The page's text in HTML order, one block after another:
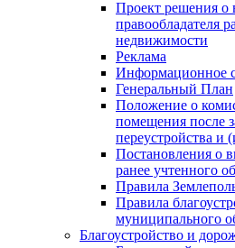
Проект решения о
правообладателя
недвижимости
Реклама
Информационное
Генеральный План
Положение о
помещения после
переустройства и
Постановления о
ранее учтенного
Правила
Правила
муниципального
Благоустройство и